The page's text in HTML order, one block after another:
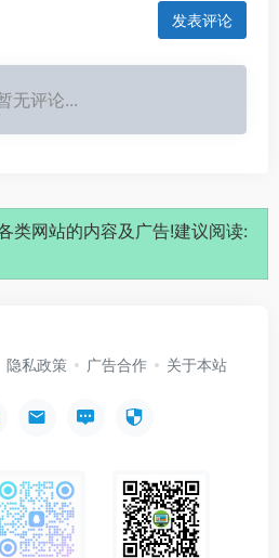
发表评论
无评论...
类网站的内容及广告!建议阅读:
隐私政策 广告合作 关于本站